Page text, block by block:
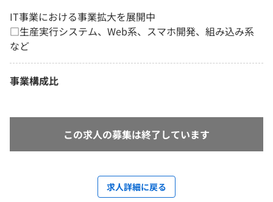
IT事業における事業拡大を展開中
□生産実行システム、Web系、スマホ開発、組み込み系
など
事業構成比
この求人の募集は終了しています
求人詳細に戻る